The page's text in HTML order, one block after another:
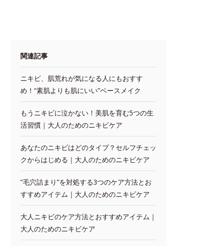
関連記事
ニキビ、肌荒れが気になる人にもおすす
め！“素肌よりも肌にいい”ベースメイク
もうニキビに泣かない！美肌を育む5つの生
活習慣｜大人のためのニキビケア
あなたのニキビはどのタイプ？セルフチェッ
クからはじめる｜大人のためのニキビケア
”毛穴詰まり”を対処する3つのケア方法とお
すすめアイテム｜大人のためのニキビケア
大人ニキビのケア方法とおすすめアイテム｜
大人のためのニキビケア